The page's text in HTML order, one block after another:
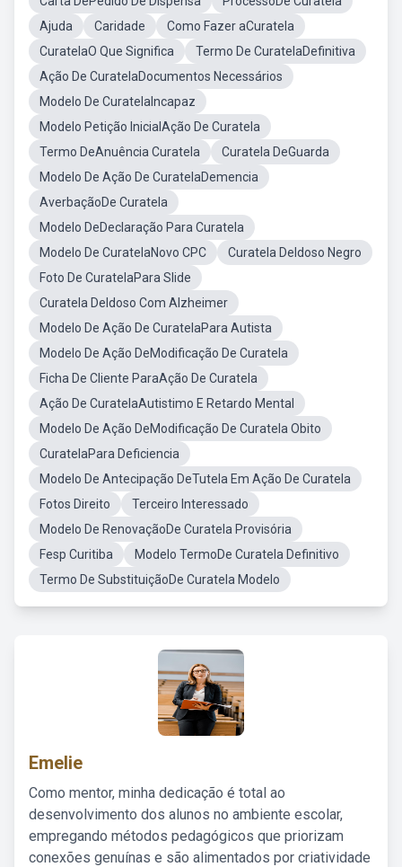
Ajuda
Caridade
Como Fazer aCuratela
CuratelaO Que Significa
Termo De CuratelaDefinitiva
Ação De CuratelaDocumentos Necessários
Modelo De CuratelaIncapaz
Modelo Petição InicialAção De Curatela
Termo DeAnuência Curatela
Curatela DeGuarda
Modelo De Ação De CuratelaDemencia
AverbaçãoDe Curatela
Modelo DeDeclaração Para Curatela
Modelo De CuratelaNovo CPC
Curatela DeIdoso Negro
Foto De CuratelaPara Slide
Curatela DeIdoso Com Alzheimer
Modelo De Ação De CuratelaPara Autista
Modelo De Ação DeModificação De Curatela
Ficha De Cliente ParaAção De Curatela
Ação De CuratelaAutistimo E Retardo Mental
Modelo De Ação DeModificação De Curatela Obito
CuratelaPara Deficiencia
Modelo De Antecipação DeTutela Em Ação De Curatela
Fotos Direito
Terceiro Interessado
Modelo De RenovaçãoDe Curatela Provisória
Fesp Curitiba
Modelo TermoDe Curatela Definitivo
Termo De SubstituiçãoDe Curatela Modelo
Emelie
Como mentor, minha dedicação é total ao
desenvolvimento dos alunos no ambiente escolar,
empregando métodos pedagógicos que priorizam
conexões genuínas e são alimentados por criatividade